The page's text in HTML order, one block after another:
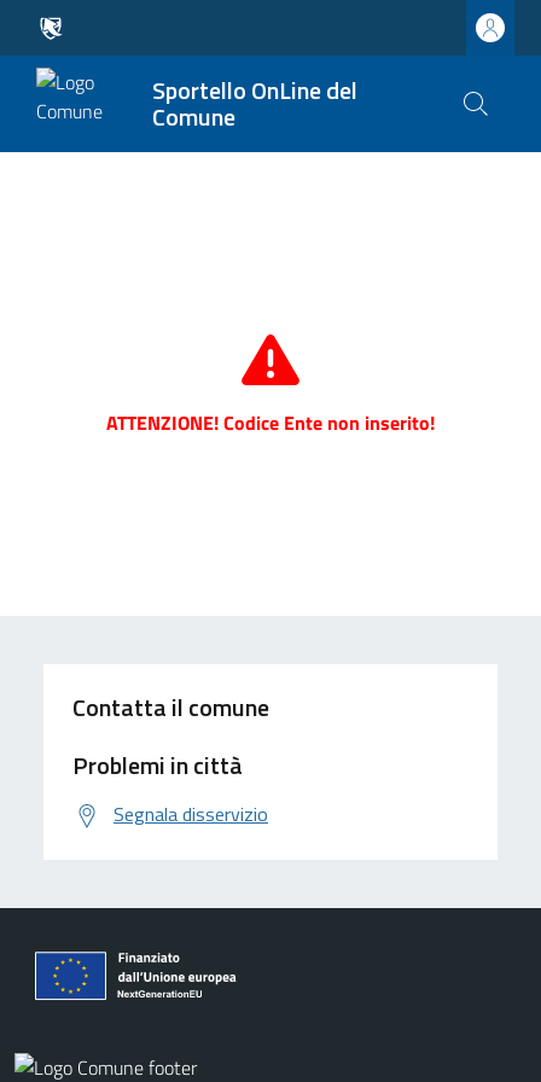
Sportello OnLine del
Comune
ATTENZIONE! Codice Ente non inserito!
Contatta il comune
Problemi in città
Segnala disservizio